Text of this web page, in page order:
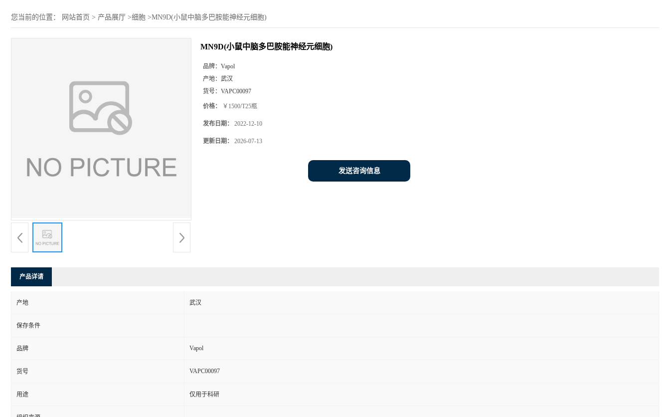
您当前的位置： 网站首页 > 产品展厅 >细胞 >MN9D(小鼠中脑多巴胺能神经元细胞)
MN9D(小鼠中脑多巴胺能神经元细胞)
品牌： Vapol
产地： 武汉
货号： VAPC00097
价格： ￥1500/T25瓶
发布日期： 2022-12-10
更新日期： 2026-07-13
发送咨询信息
产品详请
产地 武汉
保存条件
品牌 Vapol
货号 VAPC00097
用途 仅用于科研